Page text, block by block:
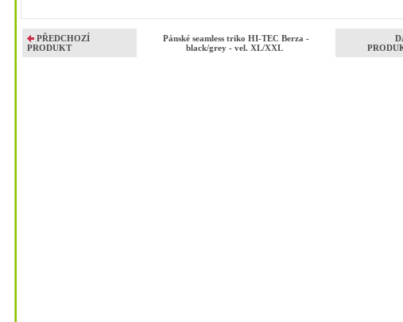
PŘEDCHOZÍ
PRODUKT
Pánské seamless triko HI-TEC Berza -
black/grey - vel. XL/XXL